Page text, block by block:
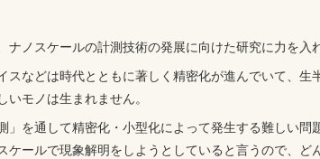
ナノスケールの計測技術の発展に向けた研究に力を入
スなどは時代とともに著しく精密化が進んでいて、生
モノは生まれません。
」を通して精密化・小型化によって発生する難しい問
ケールで現象解明をしようとしていると言うので、ど